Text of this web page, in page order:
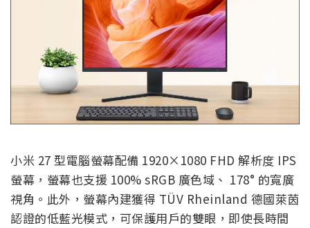
小米 27 型電腦螢幕配備 1920×1080 FHD 解析度 IPS
螢幕，螢幕也支援 100% sRGB 廣色域、 178° 的寬廣
視角。此外，螢幕內建獲得 TÜV Rheinland 德國萊茵
認證的低藍光模式，可保護用戶的雙眼，即使長時間